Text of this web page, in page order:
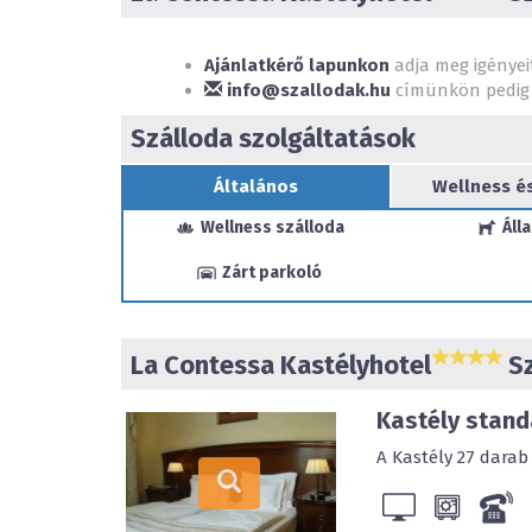
Ajánlatkérő lapunkon adja meg
info@szallodak.hu címünkön
Szálloda szolgáltatások
Általános Wellness
Wellness szálloda
Zárt parkoló
La Contessa Kastélyhotel
Kastély
A Kastély 27